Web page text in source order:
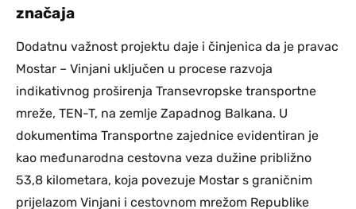
značaja
Dodatnu važnost projektu daje i činjenica da je pravac
Mostar – Vinjani uključen u procese razvoja
indikativnog proširenja Transevropske transportne
mreže, TEN-T, na zemlje Zapadnog Balkana. U
dokumentima Transportne zajednice evidentiran je
kao međunarodna cestovna veza dužine približno
53,8 kilometara, koja povezuje Mostar s graničnim
prijelazom Vinjani i cestovnom mrežom Republike